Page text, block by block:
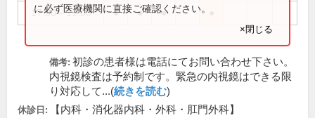
17:00～19:00 ● ● ●
に必ず医療機関に直接ご確認ください。
×閉じる
備考: 初診の患者様は電話にてお問い合わせ下さい。
内視鏡検査は予約制です。緊急の内視鏡はできる限
り対応して...(続きを読む)
休診日:
【内科・消化器内科・外科・肛門外科】